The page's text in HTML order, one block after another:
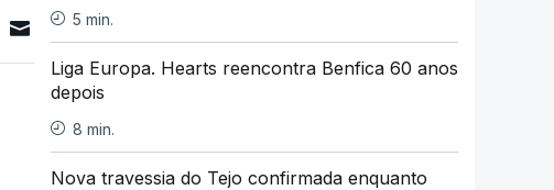
5 min.
Liga Europa. Hearts reencontra Benfica 60 anos
depois
8 min.
Nova travessia do Tejo confirmada enquanto